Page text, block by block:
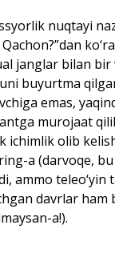
nuqtayi
janglar bilan bir
buyurtma
emas,
murojaat
ichimlik olib
a (darvoqe,
ammo
davrlar ham
a!).